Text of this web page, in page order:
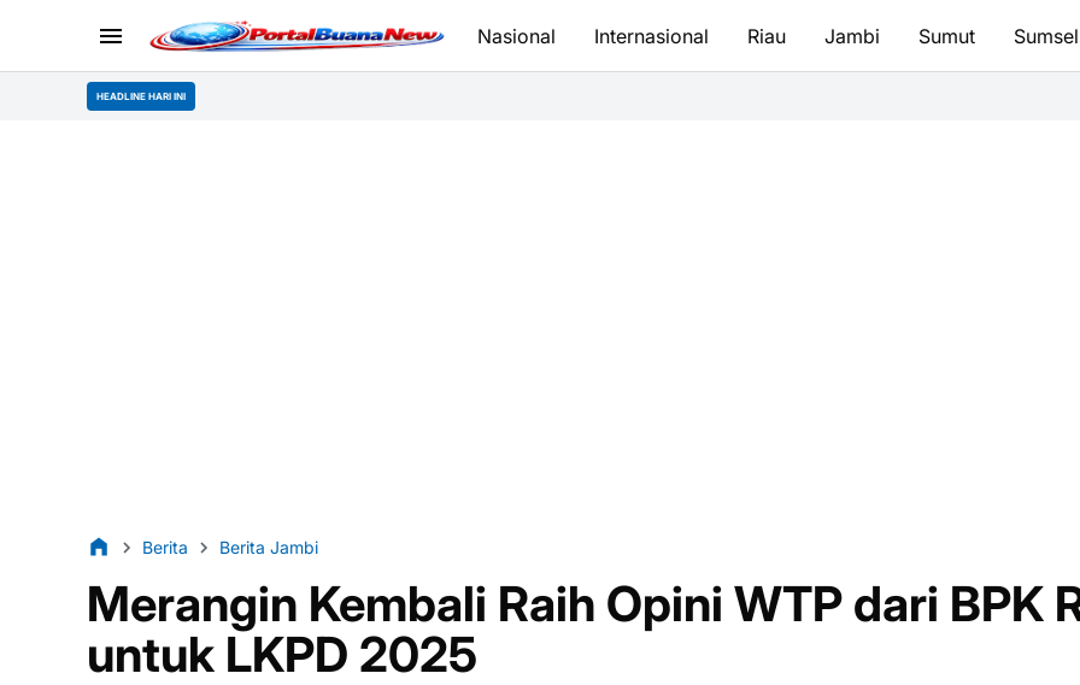
Nasional Internasional Riau Jambi Sumut Sumsel
HEADLINE HARI INI
Berita Berita Jambi
Merangin Kembali Raih Opini WTP dari BPK
untuk LKPD 2025